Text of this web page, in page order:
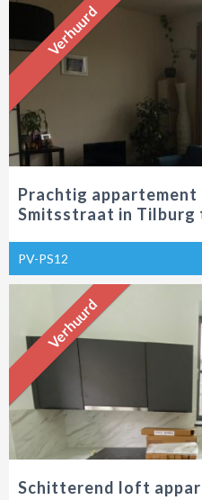
Verhuurd
Prachtig appartement
Smitsstraat in Tilburg
PV-PS12
Verhuurd
Schitterend loft